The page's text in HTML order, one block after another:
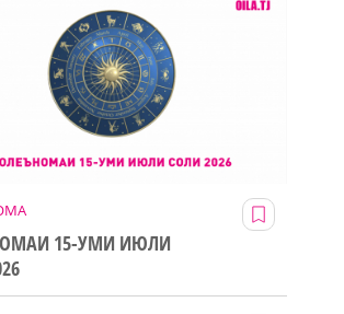
15-УМИ ИЮЛИ